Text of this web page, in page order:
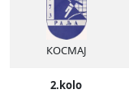
КОСМАЈ
2.kolo